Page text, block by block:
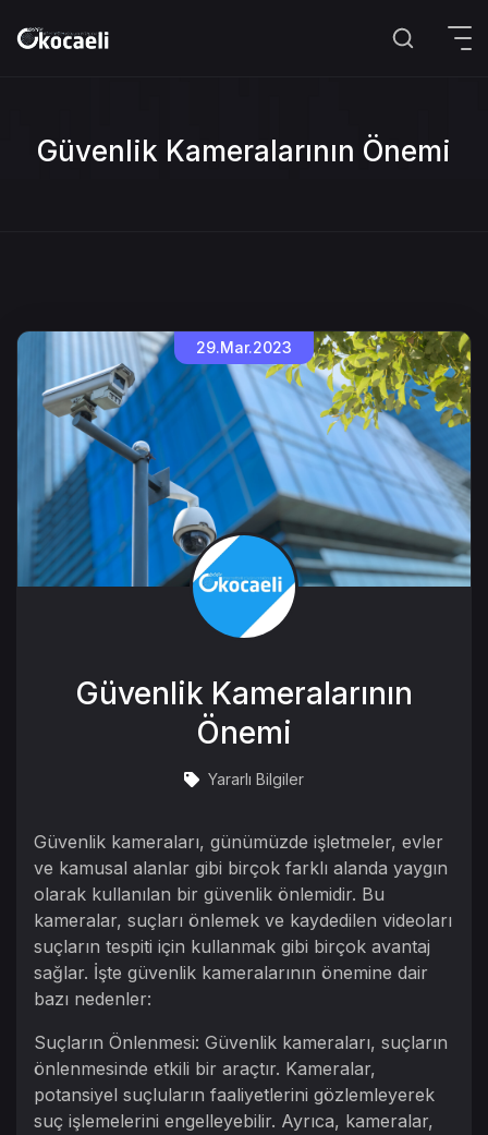
Güvenlik Kameralarının Önemi
29.Mar.2023
Güvenlik Kameralarının
Önemi
Yararlı Bilgiler
Güvenlik kameraları, günümüzde işletmeler, evler
ve kamusal alanlar gibi birçok farklı alanda yaygın
olarak kullanılan bir güvenlik önlemidir. Bu
kameralar, suçları önlemek ve kaydedilen videoları
suçların tespiti için kullanmak gibi birçok avantaj
sağlar. İşte güvenlik kameralarının önemine dair
bazı nedenler:
Suçların Önlenmesi: Güvenlik kameraları, suçların
önlenmesinde etkili bir araçtır. Kameralar,
potansiyel suçluların faaliyetlerini gözlemleyerek
suç işlemelerini engelleyebilir. Ayrıca, kameralar,